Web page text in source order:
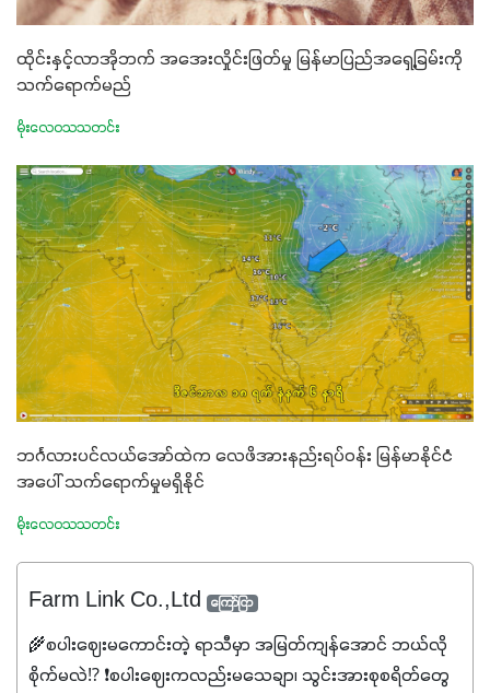
ထိုင်းနှင့်လာအိုဘက် အအေးလှိုင်းဖြတ်မှု မြန်မာပြည်အရှေ့ခြမ်းကို
သက်ရောက်မည်
မိုးလေဝသသတင်း
ဘင်္ဂလားပင်လယ်အော်ထဲက လေဖိအားနည်းရပ်ဝန်း မြန်မာနိုင်ငံ
အပေါ် သက်ရောက်မှုမရှိနိုင်
မိုးလေဝသသတင်း
Farm Link Co.,Ltd ကြော်ငြာ
🌾စပါးဈေးမကောင်းတဲ့ ရာသီမှာ အမြတ်ကျန်အောင် ဘယ်လို
စိုက်မလဲ⁉️ ❗စပါးဈေးကလည်းမသေချာ၊ သွင်းအားစုစရိတ်တွေ